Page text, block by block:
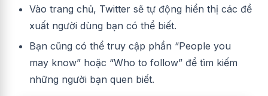
Vào trang chủ, Twitter sẽ tự động hiển thị các đề
xuất người dùng bạn có thể biết.
Bạn cũng có thể truy cập phần “People you
may know” hoặc “Who to follow” để tìm kiếm
những người bạn quen biết.